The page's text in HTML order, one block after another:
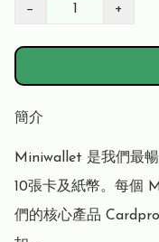
− +
簡介
Miniwallet 是我們最
10張卡及紙幣。每個
們的核心產品